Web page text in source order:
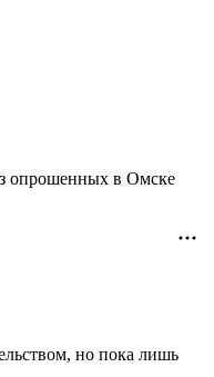
опрошенных в Омске
но пока лишь